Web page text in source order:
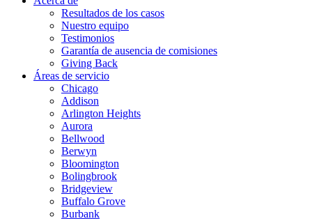
Resultados de los casos
Nuestro equipo
Testimonios
Garantía de ausencia de comisiones
Giving Back
Áreas de servicio
Chicago
Addison
Arlington Heights
Aurora
Bellwood
Berwyn
Bloomington
Bolingbrook
Bridgeview
Buffalo Grove
Burbank